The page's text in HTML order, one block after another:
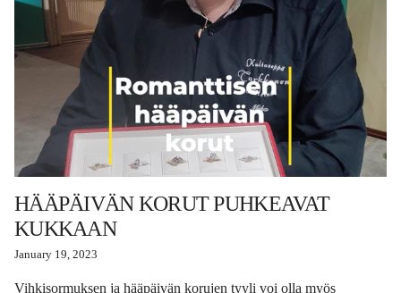
HÄÄPÄIVÄN KORUT PUHKEAVAT
KUKKAAN
January 19, 2023
Vihkisormuksen ja hääpäivän korujen tyyli voi olla myös